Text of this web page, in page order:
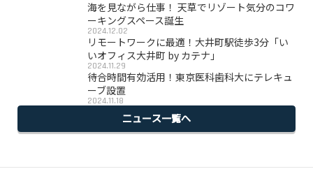
海を見ながら仕事！ 天草でリゾート気分のコワ
ーキングスペース誕生
2024.12.02
リモートワークに最適！大井町駅徒歩3分「い
いオフィス大井町 by カテナ」
2024.11.29
待合時間有効活用！東京医科歯科大にテレキュ
ーブ設置
2024.11.18
ニュース一覧へ